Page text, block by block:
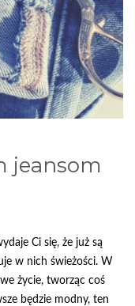
jeansom
Ci się, że już są
w nich świeżości. W
życie, tworząc coś
będzie modny, ten